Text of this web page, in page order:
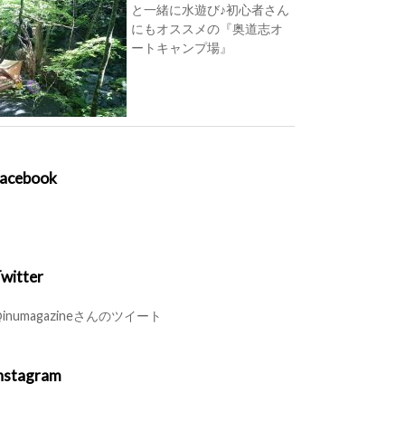
と一緒に水遊び♪初心者さん
にもオススメの『奥道志オ
ートキャンプ場』
さんのツイート